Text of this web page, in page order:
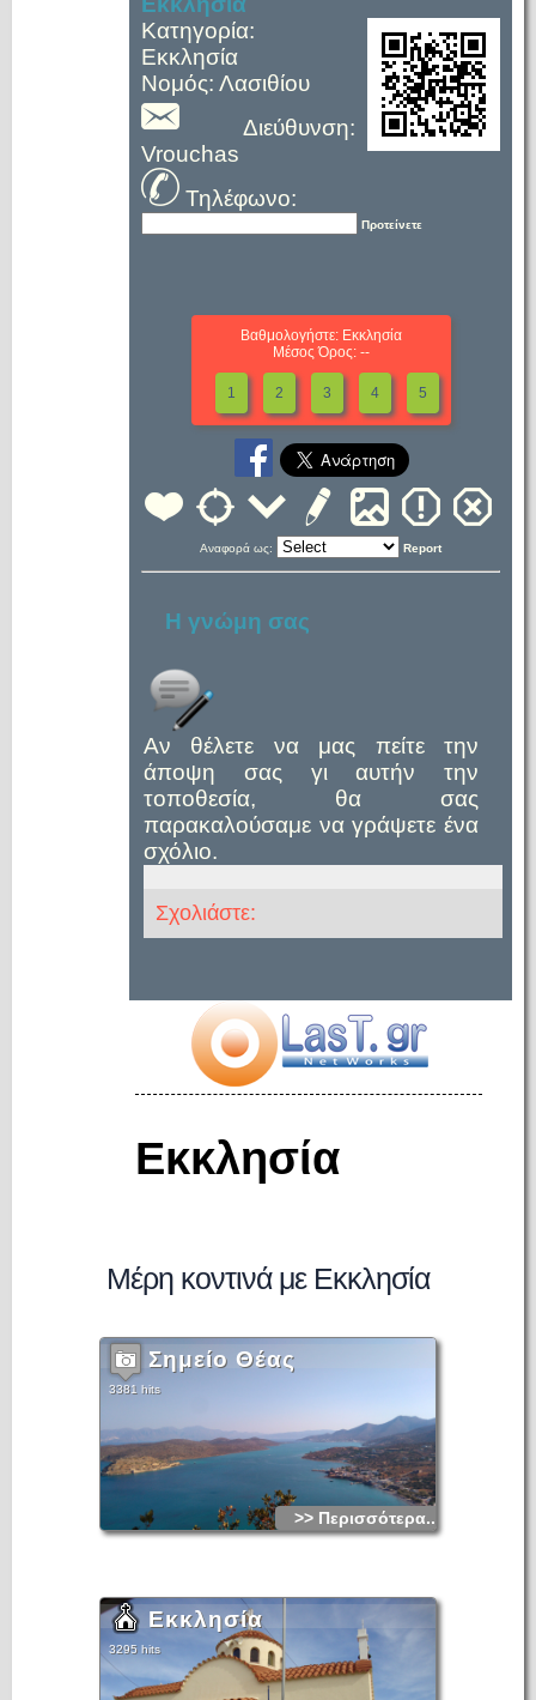
Κατηγορία:
Εκκλησία
Νομός: Λασιθίου
Διεύθυνση:
Vrouchas
Τηλέφωνο:
Προτείνετε
Βαθμολογήστε: Εκκλησία
Μέσος Όρος: --
1 2 3 4 5
Αναφορά ως: Report
Η γνώμη σας
Αν θέλετε να μας πείτε την
άποψη σας γι αυτήν την
τοποθεσία, θα σας
παρακαλούσαμε να γράψετε ένα
σχόλιο.
Σχολιάστε:
Εκκλησία
Μέρη κοντινά με Εκκλησία
Σημείο Θέας
3381 hits
>> Περισσότερα...
Εκκλησία
3295 hits